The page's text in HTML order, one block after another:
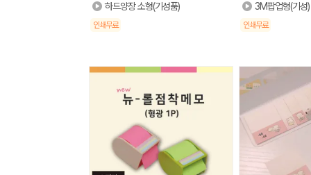
하드양장 소형(기성품)
인쇄무료
3M팝업형(기성)
인쇄무료